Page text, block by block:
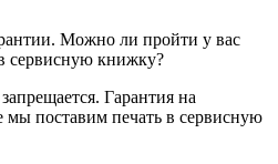
Можно ли пройти у вас
сервисную книжку?
Гарантия на
мы поставим печать в сервисную